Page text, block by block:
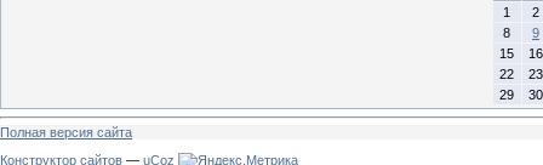
1
2
8
9
15
16
22
23
29
30
Полная версия сайта
Конструктор сайтов — uCoz